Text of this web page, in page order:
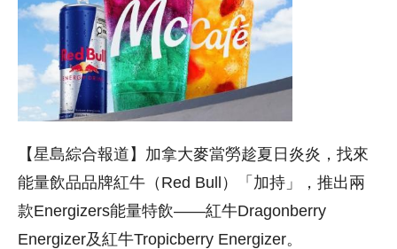
【星島綜合報道】加拿大麥當勞趁夏日炎炎，找來
能量飲品品牌紅牛（Red Bull）「加持」，推出兩
款Energizers能量特飲——紅牛Dragonberry
Energizer及紅牛Tropicberry Energizer。